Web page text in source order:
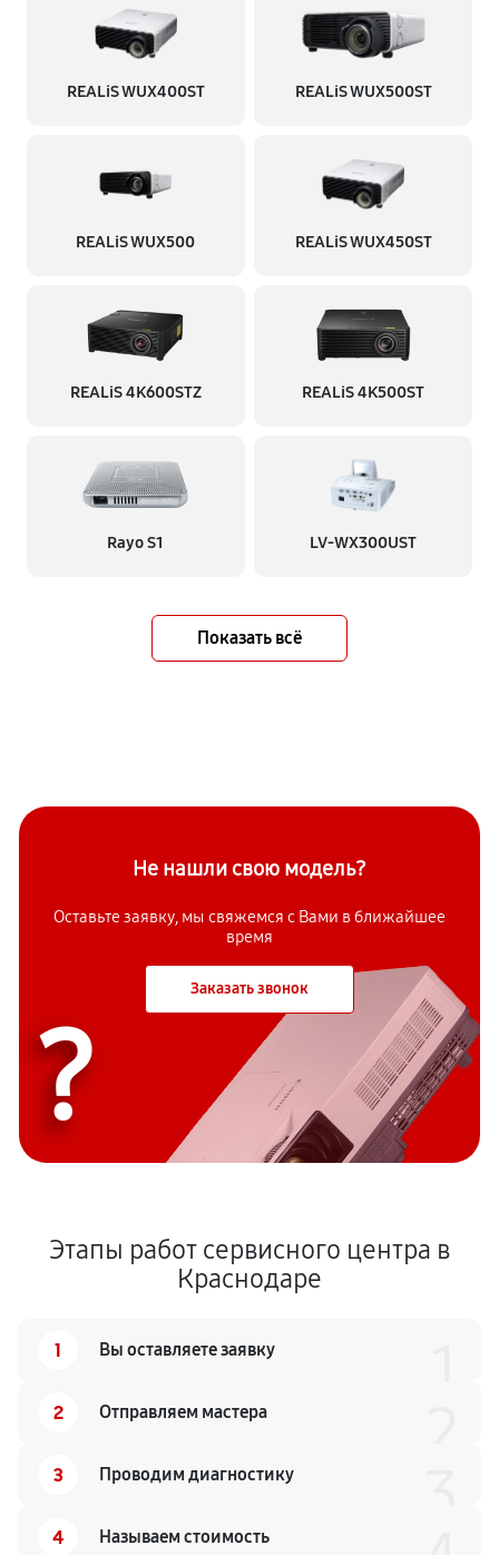
REALiS WUX400ST REALiS WUX500ST
REALiS WUX500 REALiS WUX450ST
REALiS 4K600STZ REALiS 4K500ST
Rayo S1 LV-WX300UST
Показать всё
Не нашли свою модель?
Оставьте заявку, мы свяжемся с Вами в ближайшее
время
Заказать звонок
?
Этапы работ сервисного центра в
Краснодаре
1 Вы оставляете заявку
2 Отправляем мастера
3 Проводим диагностику
4 Называем стоимость